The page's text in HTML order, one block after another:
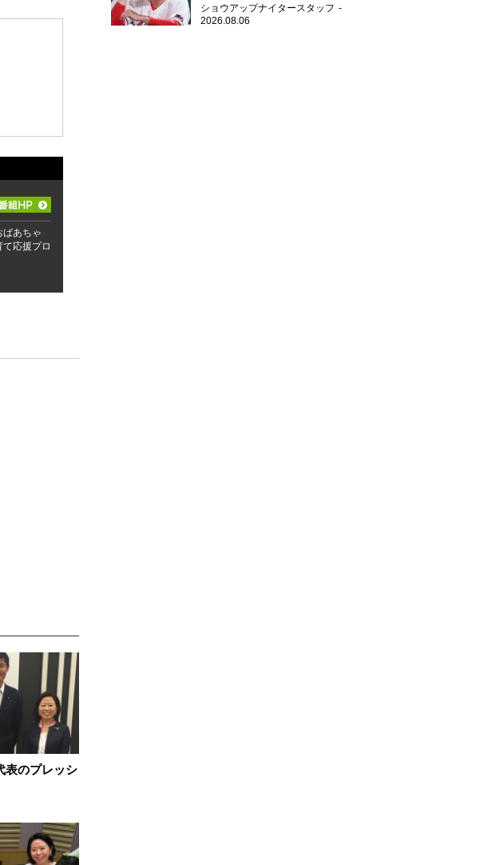
ばあちゃ
応援プロ
表のプレッシ
の守備に苦言
ショウアップナイタースタッフ
2026.08.06